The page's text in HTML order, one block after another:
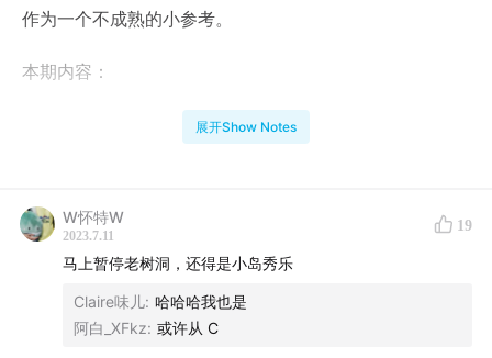
作为一个不成熟的小参考。
本期内容：
为什么选择去泰国玩
曼谷堵到我差点吐在车里
一定要多换点零钱
泰国的荔枝饮料都很好喝
在MBK吃了一顿黑暗料理
在泰国点外卖竟然不用先付钱
展开Show Notes
W怀特W
2023.7.11
19
马上暂停老树洞，还得是小岛秀乐
Claire味儿: 哈哈哈我也是
阿白_XFkz: 或许从 C